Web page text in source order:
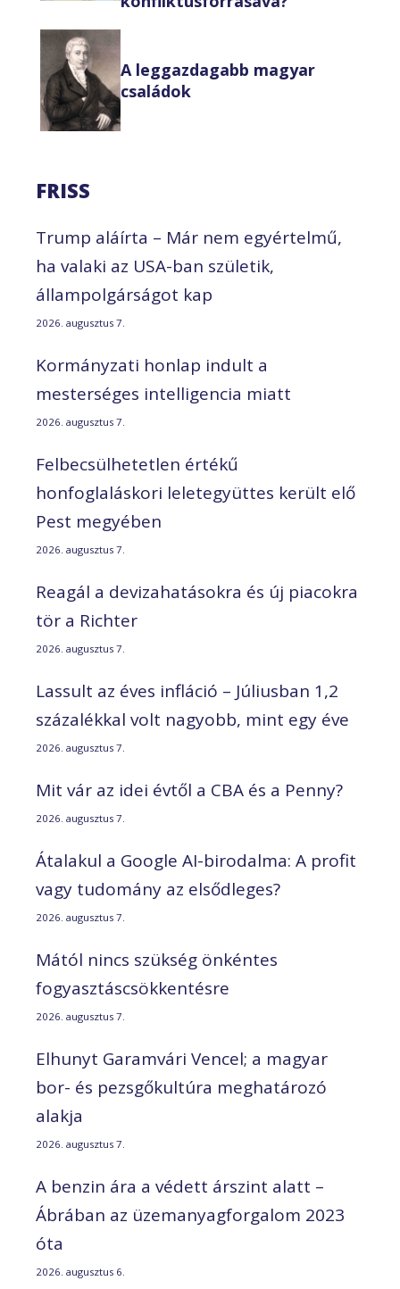
A leggazdagabb magyar
családok
FRISS
Trump aláírta – Már nem egyértelmű,
ha valaki az USA-ban születik,
állampolgárságot kap
2026. augusztus 7.
Kormányzati honlap indult a
mesterséges intelligencia miatt
2026. augusztus 7.
Felbecsülhetetlen értékű
honfoglaláskori leletegyüttes került elő
Pest megyében
2026. augusztus 7.
Reagál a devizahatásokra és új piacokra
tör a Richter
2026. augusztus 7.
Lassult az éves infláció – Júliusban 1,2
százalékkal volt nagyobb, mint egy éve
2026. augusztus 7.
Mit vár az idei évtől a CBA és a Penny?
2026. augusztus 7.
Átalakul a Google AI-birodalma: A profit
vagy tudomány az elsődleges?
2026. augusztus 7.
Mától nincs szükség önkéntes
fogyasztáscsökkentésre
2026. augusztus 7.
Elhunyt Garamvári Vencel; a magyar
bor- és pezsgőkultúra meghatározó
alakja
2026. augusztus 7.
A benzin ára a védett árszint alatt –
Ábrában az üzemanyagforgalom 2023
óta
2026. augusztus 6.